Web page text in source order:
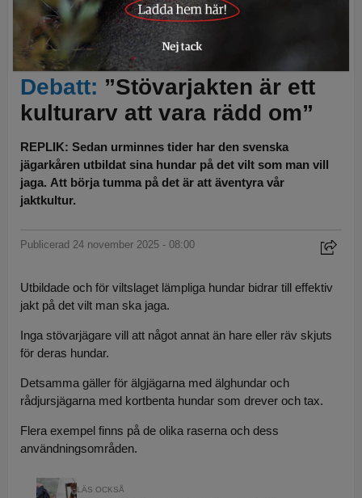
Med stövare jagar man hare och räv, enligt insändarskribenten. Foto:
Lars-Henrik Andersson
Debatt: ”Stövarjakten är ett
kulturarv att vara rädd om”
REPLIK: Sedan urminnes tider har den svenska
jägarkåren utbildat sina hundar på det vilt som man vill
jaga. Att börja tumma på det är att äventyra vår
jaktkultur.
Publicerad 24 november 2025 - 08:00
Utbildade och för viltslaget lämpliga hundar bidrar till effektiv
jakt på det vilt man ska jaga.
Inga stövarjägare vill att något annat än hare eller räv skjuts
för deras hundar.
Detsamma gäller för älgjägarna med älghundar och
rådjursjägarna med kortbenta hundar som drever och tax.
Flera exempel finns på de olika raserna och dess
användningsområden.